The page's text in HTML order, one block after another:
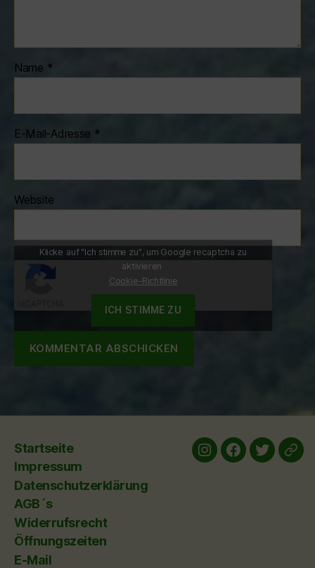
Name *
E-Mail-Adresse *
Website
Klicke auf "Ich stimme zu", um Google recaptcha zu
aktivieren
Cookie-Richtlinie
ICH STIMME ZU
Startseite
Impressum
Datenschutzerklärung
AGB´s
Widerrufsrecht
Öffnungszeiten
E-Mail
InstagramFacebook
twitter